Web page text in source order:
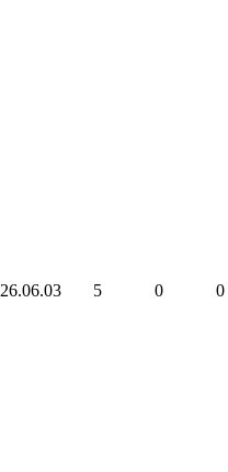
26.06.03 5 0 0